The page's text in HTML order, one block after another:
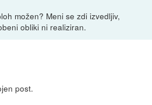
možen? Meni se zdi izvedljiv,
obliki ni realiziran.
post.